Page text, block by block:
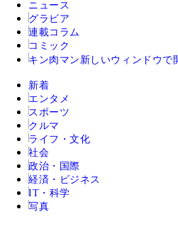
ニュース
グラビア
連載コラム
コミック
キン肉マン 新しいウィンドウで
新着
エンタメ
スポーツ
クルマ
ライフ・文化
社会
政治・国際
経済・ビジネス
IT・科学
写真